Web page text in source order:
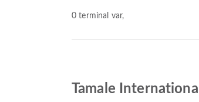
0 terminal var,
Tamale